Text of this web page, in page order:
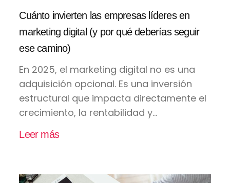
Cuánto invierten las empresas líderes en
marketing digital (y por qué deberías seguir
ese camino)
En 2025, el marketing digital no es una
adquisición opcional. Es una inversión
estructural que impacta directamente el
crecimiento, la rentabilidad y...
Leer más